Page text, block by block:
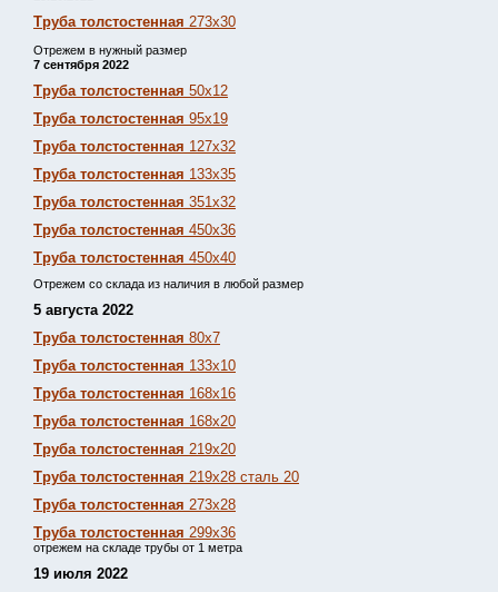
Труба толстостенная 273х30
Отрежем в нужный размер
7 сентября 2022
Труба толстостенная 50х12
Труба толстостенная 95х19
Труба толстостенная 127х32
Труба толстостенная 133х35
Труба толстостенная 351х32
Труба толстостенная 450х36
Труба толстостенная 450х40
Отрежем со склада из наличия в любой размер
5 августа 2022
Труба толстостенная 80х7
Труба толстостенная 133х10
Труба толстостенная 168х16
Труба толстостенная 168х20
Труба толстостенная 219х20
Труба толстостенная 219х28 сталь 20
Труба толстостенная 273х28
Труба толстостенная 299х36
отрежем на складе трубы от 1 метра
19 июля 2022